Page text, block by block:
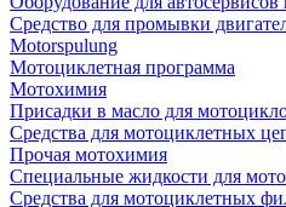
Средство для промывки
Motorspulung
Мотоциклетная программа
Мотохимия
Присадки в масло для
Средства для мотоциклетных
Прочая мотохимия
Специальные жидкости для
Средства для мотоциклетных